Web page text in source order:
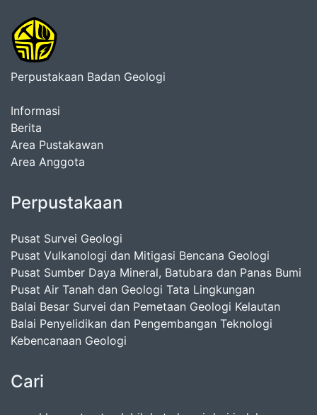
Perpustakaan Badan Geologi
Informasi
Berita
Area Pustakawan
Area Anggota
Perpustakaan
Pusat Survei Geologi
Pusat Vulkanologi dan Mitigasi Bencana Geologi
Pusat Sumber Daya Mineral, Batubara dan Panas Bumi
Pusat Air Tanah dan Geologi Tata Lingkungan
Balai Besar Survei dan Pemetaan Geologi Kelautan
Balai Penyelidikan dan Pengembangan Teknologi
Kebencanaan Geologi
Cari